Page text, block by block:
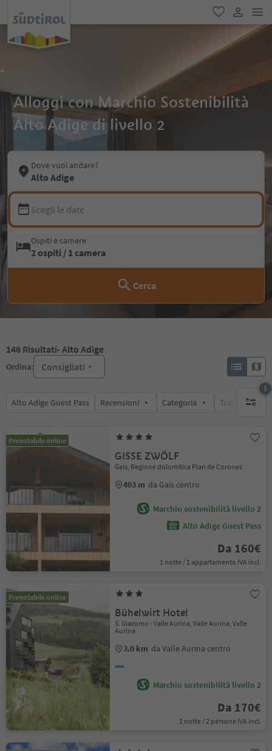
favoriti
user link
Alloggi con Marchio Sostenibilità
Alto Adige di livello 2
Dove vuoi andare?
Alto Adige
Scegli le date
Ospiti e camere
2 ospiti / 1 camera
Cerca
146 Risultati- Alto Adige
Ordina: Consigliati
Alto Adige Guest Pass Recensioni Categoria Trattamento
1
1 filtro
Prenotabile online
GISSE ZWÖLF
Gais, Regione dolomitica Plan de Corones
403 m da Gais centro
Marchio sostenibilità livello 2
Alto Adige Guest Pass
Da 160€
1 notte / 1 appartamento IVA incl.
Prenotabile online
Bühelwirt Hotel
S. Giacomo - Valle Aurina, Valle Aurina, Valle
Aurina
3.0 km da Valle Aurina centro
Marchio sostenibilità livello 2
Da 170€
1 notte / 2 persone IVA incl.